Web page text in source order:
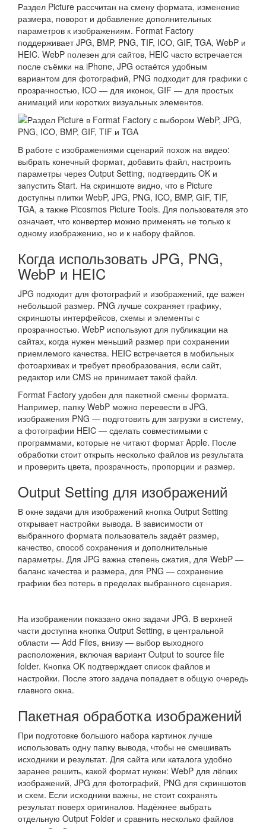
Раздел Picture рассчитан на смену формата, изменение
размера, поворот и добавление дополнительных
параметров к изображениям. Format Factory
поддерживает JPG, BMP, PNG, TIF, ICO, GIF, TGA, WebP и
HEIC. WebP полезен для сайтов, HEIC часто встречается
после съёмки на iPhone, JPG остаётся удобным
вариантом для фотографий, PNG подходит для графики с
прозрачностью, ICO — для иконок, GIF — для простых
анимаций или коротких визуальных элементов.
В работе с изображениями сценарий похож на видео:
выбрать конечный формат, добавить файл, настроить
параметры через Output Setting, подтвердить OK и
запустить Start. На скриншоте видно, что в Picture
доступны плитки WebP, JPG, PNG, ICO, BMP, GIF, TIF,
TGA, а также Picosmos Picture Tools. Для пользователя это
означает, что конвертер можно применять не только к
одному изображению, но и к набору файлов.
Когда использовать JPG, PNG,
WebP и HEIC
JPG подходит для фотографий и изображений, где важен
небольшой размер. PNG лучше сохраняет графику,
скриншоты интерфейсов, схемы и элементы с
прозрачностью. WebP используют для публикации на
сайтах, когда нужен меньший размер при сохранении
приемлемого качества. HEIC встречается в мобильных
фотоархивах и требует преобразования, если сайт,
редактор или CMS не принимает такой файл.
Format Factory удобен для пакетной смены формата.
Например, папку WebP можно перевести в JPG,
изображения PNG — подготовить для загрузки в систему,
а фотографии HEIC — сделать совместимыми с
программами, которые не читают формат Apple. После
обработки стоит открыть несколько файлов из результата
и проверить цвета, прозрачность, пропорции и размер.
Output Setting для изображений
В окне задачи для изображений кнопка Output Setting
открывает настройки вывода. В зависимости от
выбранного формата пользователь задаёт размер,
качество, способ сохранения и дополнительные
параметры. Для JPG важна степень сжатия, для WebP —
баланс качества и размера, для PNG — сохранение
графики без потерь в пределах выбранного сценария.
На изображении показано окно задачи JPG. В верхней
части доступна кнопка Output Setting, в центральной
области — Add Files, внизу — выбор выходного
расположения, включая вариант Output to source file
folder. Кнопка OK подтверждает список файлов и
настройки. После этого задача попадает в общую очередь
главного окна.
Пакетная обработка изображений
При подготовке большого набора картинок лучше
использовать одну папку вывода, чтобы не смешивать
исходники и результат. Для сайта или каталога удобно
заранее решить, какой формат нужен: WebP для лёгких
изображений, JPG для фотографий, PNG для скриншотов
и схем. Если исходники важны, не стоит сохранять
результат поверх оригиналов. Надёжнее выбрать
отдельную Output Folder и сравнить несколько файлов